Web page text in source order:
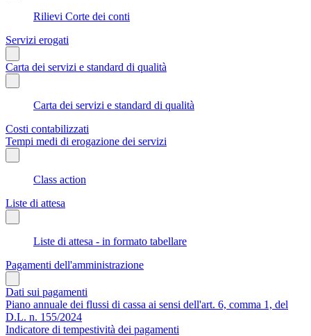
Rilievi Corte dei conti
Servizi erogati
Carta dei servizi e standard di qualità
Carta dei servizi e standard di qualità
Costi contabilizzati
Tempi medi di erogazione dei servizi
Class action
Liste di attesa
Liste di attesa - in formato tabellare
Pagamenti dell'amministrazione
Dati sui pagamenti
Piano annuale dei flussi di cassa ai sensi dell'art. 6, comma 1, del
D.L. n. 155/2024
Indicatore di tempestività dei pagamenti